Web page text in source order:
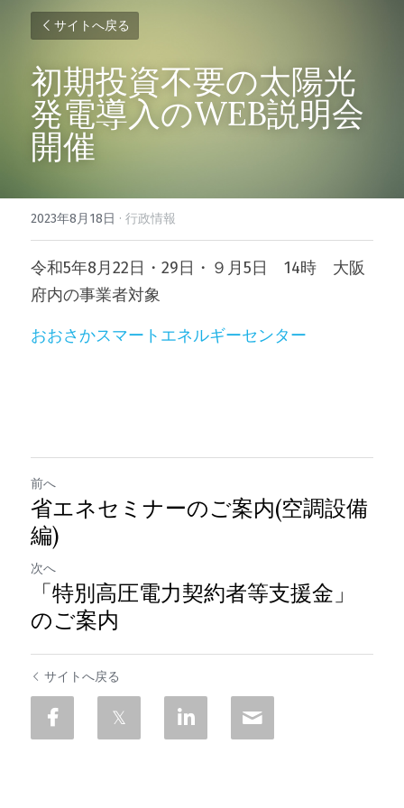
サイトへ戻る
初期投資不要の太陽光
発電導入のWEB説明会
開催
2023年8月18日 · 行政情報
令和5年8月22日・29日・９月5日　14時　大阪
府内の事業者対象
おおさかスマートエネルギーセンター
前へ
省エネセミナーのご案内(空調設備
編)
次へ
「特別高圧電力契約者等支援金」
のご案内
サイトへ戻る